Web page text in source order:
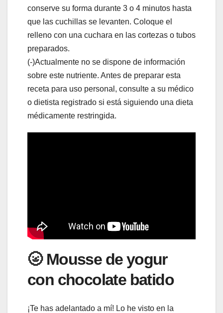
conserve su forma durante 3 o 4 minutos hasta
que las cuchillas se levanten. Coloque el
relleno con una cuchara en las cortezas o tubos
preparados.
(-)Actualmente no se dispone de información
sobre este nutriente. Antes de preparar esta
receta para uso personal, consulte a su médico
o dietista registrado si está siguiendo una dieta
médicamente restringida.
🌝 Mousse de yogur
con chocolate batido
¡Te has adelantado a mí! Lo he visto en la